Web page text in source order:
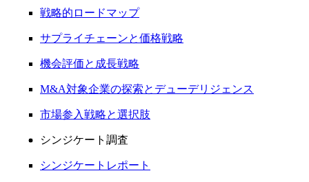
戦略的ロードマップ
サプライチェーンと価格戦略
機会評価と成長戦略
M&A対象企業の探索とデューデリジェンス
市場参入戦略と選択肢
シンジケート調査
シンジケートレポート